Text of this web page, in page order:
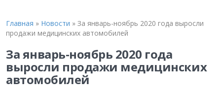
Главная » Новости » За январь-ноябрь 2020 года выросли
продажи медицинских автомобилей
За январь-ноябрь 2020 года
выросли продажи медицинских
автомобилей